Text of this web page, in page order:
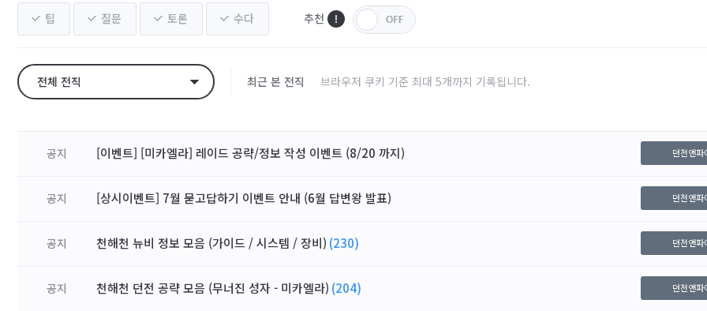
팁 질문 토론 수다 추천
전체 전직 최근 본 전직 브라우저 쿠키 기준 최대 5개까지 기록됩니다.
공지 [이벤트] [미카엘라] 레이드 공략/정보 작성 이벤트 (8/20 까지) 던전앤파
공지 [상시이벤트] 7월 묻고답하기 이벤트 안내 (6월 답변왕 발표) 던전앤파
공지 천해천 뉴비 정보 모음 (가이드 / 시스템 / 장비) (230) 던전앤파
공지 천해천 던전 공략 모음 (무너진 성자 - 미카엘라) (204) 던전앤파